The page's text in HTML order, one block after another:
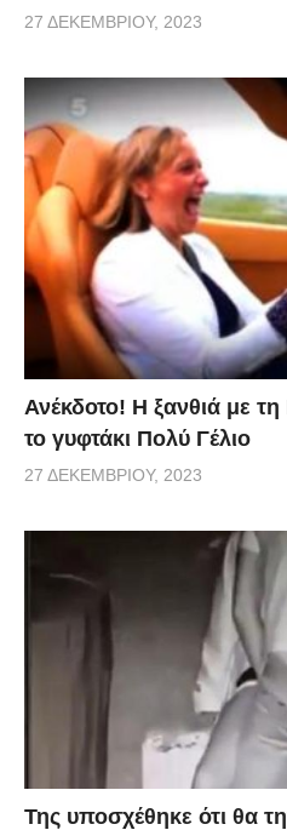
27 ΔΕΚΕΜΒΡΊΟΥ, 2023
Ανέκδοτο! Η ξανθιά με
το γυφτάκι Πολύ Γέλιο
27 ΔΕΚΕΜΒΡΊΟΥ, 2023
Της υποσχέθηκε ότι θα